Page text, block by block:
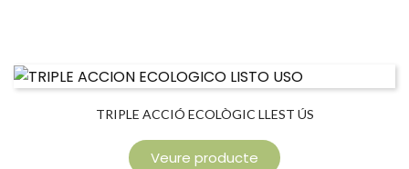
TRIPLE ACCIÓ ECOLÒGIC LLEST ÚS
Veure producte